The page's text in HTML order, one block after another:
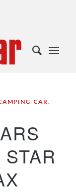
CAR,